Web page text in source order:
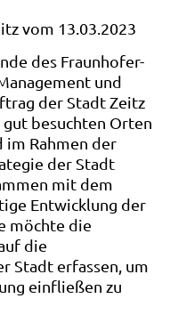
vom 13.03.2023
des Fraunhofer-
und
der Stadt Zeitz
besuchten Orten
im Rahmen der
der Stadt
mit dem
Entwicklung der
möchte die
die
Stadt erfassen, um
einfließen zu